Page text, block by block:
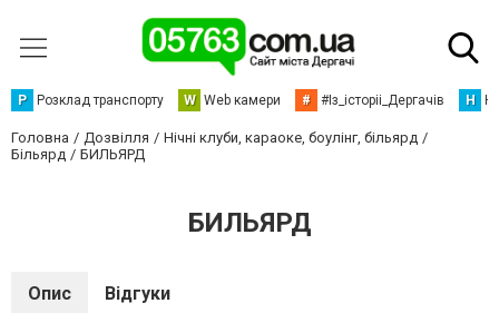
Р Розклад транспорту W Web камери # #Із_історіі_Дергачів Н
Головна Дозвілля
Нічні клуби, караоке, боулінг, більярд
Більярд
БИЛЬЯРД
БИЛЬЯРД
Опис Відгуки